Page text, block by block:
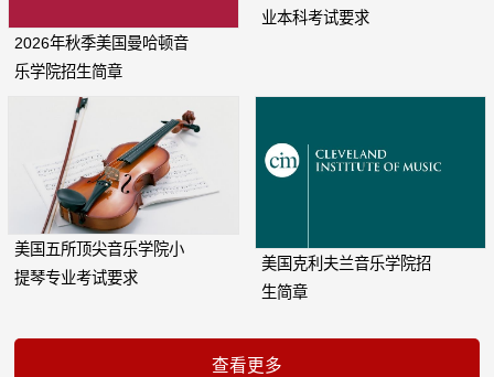
2026年秋季美国曼哈顿音
乐学院招生简章
业本科考试要求
美国五所顶尖音乐学院小
提琴专业考试要求
美国克利夫兰音乐学院招
生简章